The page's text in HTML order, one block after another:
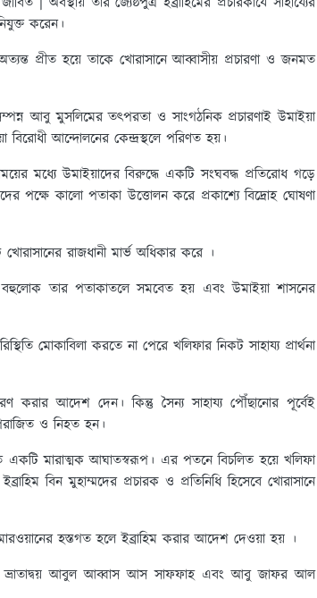
করেন।
প্রীত হয়ে তাকে খোরাসানে আব্বাসীয় প্রচারণা ও জনমত
আবু মুসলিমের তৎপরতা ও সাংগঠনিক প্রচারণাই উমাইয়া
আন্দোলনের কেন্দ্রস্থলে পরিণত হয়।
মধ্যে উমাইয়াদের বিরুদ্ধে একটি সংঘবদ্ধ প্রতিরোধ গড়ে
পক্ষে কালো পতাকা উত্তোলন করে প্রকাশ্যে বিদ্রোহ ঘোষণা
রাজধানী মার্ভ অধিকার করে ।
বহুলোক তার পতাকাতলে সমবেত হয় এবং উমাইয়া শাসনের
মোকাবিলা করতে না পেরে খলিফার নিকট সাহায্য প্রার্থনা
করার আদেশ দেন। কিন্তু সৈন্য সাহায্য পৌঁছানোর পূর্বেই
ও নিহত হন।
একটি মারাত্মক আঘাতস্বরূপ। এর পতনে বিচলিত হয়ে খলিফা
বিন মুহাম্মদের প্রচারক ও প্রতিনিধি হিসেবে খোরাসানে
হস্তগত হলে ইব্রাহিম করার আদেশ দেওয়া হয় ।
ভ্রাতাদ্বয় আবুল আব্বাস আস সাফফাহ এবং আবু জাফর আল